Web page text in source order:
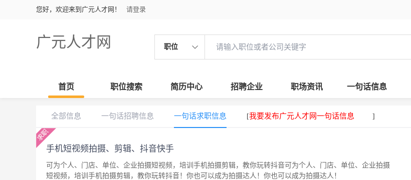
您好，欢迎来到广元人才网！ 请登录
广元人才网 职位
首页 职位搜索 简历中心 招聘企业 职场资讯 一句话信息
全部信息 一句话招聘信息 一句话求职信息 [我要发布广元人才网一句话信息 ]
手机短视频拍摄、剪辑、抖音快手
可为个人、门店、单位、企业拍摄短视频，培训手机拍摄剪辑，教你玩转抖音可为个人、门店、单位、企业拍摄
短视频，培训手机拍摄剪辑，教你玩转抖音！你也可以成为拍摄达人！你也可以成为拍摄达人！